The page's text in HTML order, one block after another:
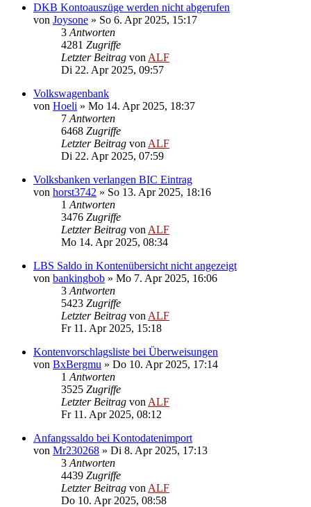
DKB Kontoauszüge werden nicht abgerufen
von Joysone » So 6. Apr 2025, 15:17
3 Antworten
4281 Zugriffe
Letzter Beitrag von ALF
Di 22. Apr 2025, 09:57
Volkswagenbank
von Hoeli » Mo 14. Apr 2025, 18:37
7 Antworten
6468 Zugriffe
Letzter Beitrag von ALF
Di 22. Apr 2025, 07:59
Volksbanken verlangen BIC Eintrag
von horst3742 » So 13. Apr 2025, 18:16
1 Antworten
3476 Zugriffe
Letzter Beitrag von ALF
Mo 14. Apr 2025, 08:34
LBS Saldo in Kontenübersicht nicht angezeigt
von bankingbob » Mo 7. Apr 2025, 16:06
3 Antworten
5423 Zugriffe
Letzter Beitrag von ALF
Fr 11. Apr 2025, 15:18
Kontenvorschlagsliste bei Überweisungen
von BxBergmu » Do 10. Apr 2025, 17:14
1 Antworten
3525 Zugriffe
Letzter Beitrag von ALF
Fr 11. Apr 2025, 08:12
Anfangssaldo bei Kontodatenimport
von Mr230268 » Di 8. Apr 2025, 17:13
3 Antworten
4439 Zugriffe
Letzter Beitrag von ALF
Do 10. Apr 2025, 08:58